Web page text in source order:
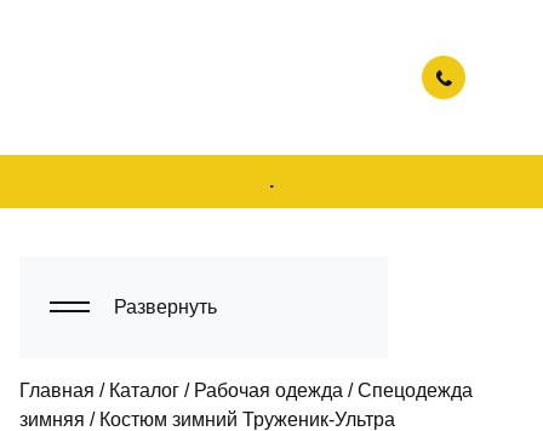
.
Главная / Каталог / Рабочая одежда /Спецодежда
зимняя / Костюм зимний Труженик-Ультра
Развернуть